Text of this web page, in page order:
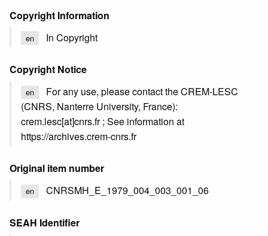
Copyright Information
en In Copyright
Copyright Notice
en
For any use, please contact the CREM-LESC
(CNRS, Nanterre University, France):
crem.lesc[at]cnrs.fr ; See information at
https://archives.crem-cnrs.fr
Original item number
en CNRSMH_E_1979_004_003_001_06
SEAH Identifier